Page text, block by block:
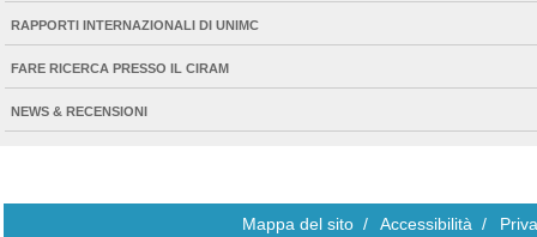
RAPPORTI INTERNAZIONALI DI UNIMC
FARE RICERCA PRESSO IL CIRAM
NEWS & RECENSIONI
Mappa del sito / Accessibilità /